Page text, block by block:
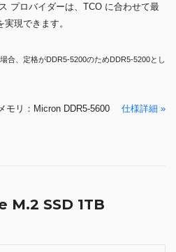
プロバイダーは、TCO に合わせて最
現できます。
合、定格がDDR5-5200のためDDR5-5200とし
モリ：Micron DDR5-5600 仕様詳細 »
M.2 SSD 1TB